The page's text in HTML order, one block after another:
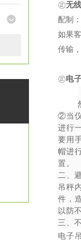
㊣无
配制
如果
传输
㊣电
②当
进行
要用
帽进
置。
二、
吊秤
件，
以防
三、
电子